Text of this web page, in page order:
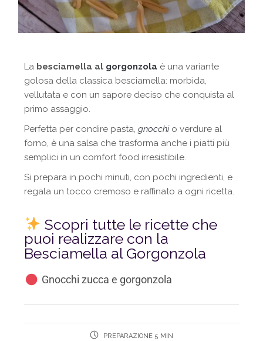
La besciamella al gorgonzola è una variante
golosa della classica besciamella: morbida,
vellutata e con un sapore deciso che conquista al
primo assaggio.
Perfetta per condire pasta,gnocchio verdure al
forno, è una salsa che trasforma anche i piatti più
semplici in un comfort food irresistibile.
Si prepara in pochi minuti, con pochi ingredienti, e
regala un tocco cremoso e raffinato a ogni ricetta.
Scopri tutte le ricette che
puoi realizzare con la
Besciamella al Gorgonzola
Gnocchi zucca e gorgonzola
PREPARAZIONE 5 MIN